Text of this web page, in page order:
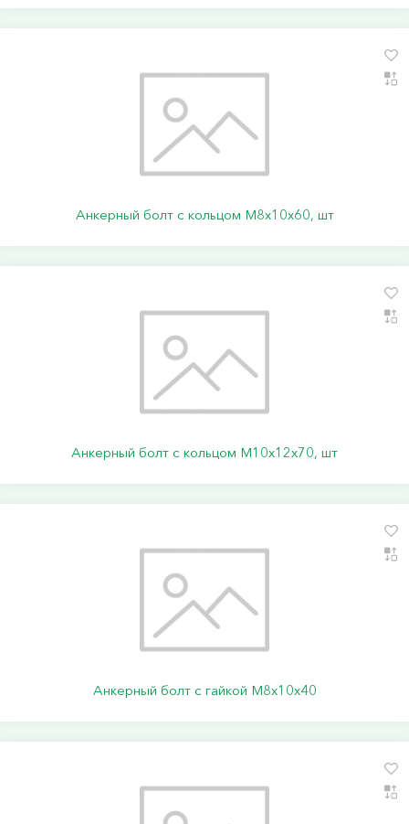
Анкерный болт с кольцом М8х10х60, шт
Анкерный болт с кольцом М10х12х70, шт
Анкерный болт с гайкой М8х10х40